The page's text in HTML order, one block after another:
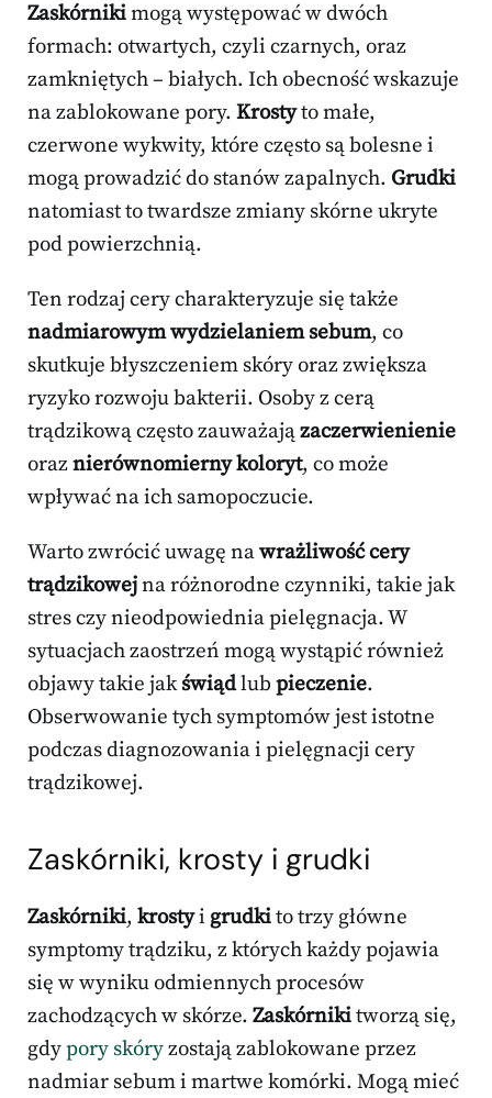
Zaskórnikimogą występować w dwóch
formach: otwartych, czyli czarnych, oraz
zamkniętych – białych. Ich obecność wskazuje
na zablokowane pory. Krostyto małe,
czerwone wykwity, które często są bolesne i
mogą prowadzić do stanów zapalnych. Grudki
natomiast to twardsze zmiany skórne ukryte
pod powierzchnią.
Ten rodzaj cery charakteryzuje się także
nadmiarowym wydzielaniem sebum, co
skutkuje błyszczeniem skóry oraz zwiększa
ryzyko rozwoju bakterii. Osoby z cerą
trądzikową często zauważajązaczerwienienie
oraznierównomierny koloryt, co może
wpływać na ich samopoczucie.
Warto zwrócić uwagę nawrażliwość cery
trądzikowejna różnorodne czynniki, takie jak
stres czy nieodpowiednia pielęgnacja. W
sytuacjach zaostrzeń mogą wystąpić również
objawy takie jakświądlub pieczenie.
Obserwowanie tych symptomów jest istotne
podczas diagnozowania i pielęgnacji cery
trądzikowej.
Zaskórniki, krosty i grudki
Zaskórniki, krostyi grudkito trzy główne
symptomy trądziku, z których każdy pojawia
się w wyniku odmiennych procesów
zachodzących w skórze. Zaskórnikitworzą się,
gdypory skóryzostają zablokowane przez
nadmiar sebum i martwe komórki. Mogą mieć